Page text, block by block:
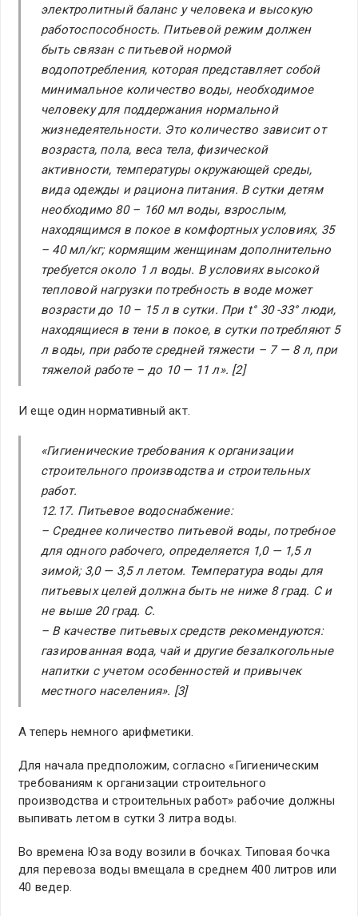
электролитный баланс у человека и высокую
работоспособность. Питьевой режим должен
быть связан с питьевой нормой
водопотребления, которая представляет собой
минимальное количество воды, необходимое
человеку для поддержания нормальной
жизнедеятельности. Это количество зависит от
возраста, пола, веса тела, физической
активности, температуры окружающей среды,
вида одежды и рациона питания. В сутки детям
необходимо 80 – 160 мл воды, взрослым,
находящимся в покое в комфортных условиях, 35
– 40 мл/кг; кормящим женщинам дополнительно
требуется около 1 л воды. В условиях высокой
тепловой нагрузки потребность в воде может
возрасти до 10 – 15 л в сутки. При t° 30 -33° люди,
находящиеся в тени в покое, в сутки потребляют 5
л воды, при работе средней тяжести – 7 — 8 л, при
тяжелой работе – до 10 — 11 л». [2]
И еще один нормативный акт.
«Гигиенические требования к организации
строительного производства и строительных
работ.
12.17. Питьевое водоснабжение:
– Среднее количество питьевой воды, потребное
для одного рабочего, определяется 1,0 — 1,5 л
зимой; 3,0 — 3,5 л летом. Температура воды для
питьевых целей должна быть не ниже 8 град. С и
не выше 20 град. С.
– В качестве питьевых средств рекомендуются:
газированная вода, чай и другие безалкогольные
напитки с учетом особенностей и привычек
местного населения». [3]
А теперь немного арифметики.
Для начала предположим, согласно «Гигиеническим
требованиям к организации строительного
производства и строительных работ» рабочие должны
выпивать летом в сутки 3 литра воды.
Во времена Юза воду возили в бочках. Типовая бочка
для перевоза воды вмещала в среднем 400 литров или
40 ведер.